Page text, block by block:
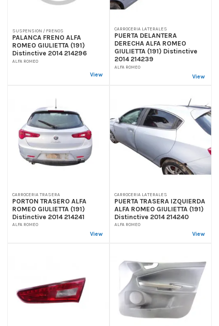
SUSPENSION / FRENOS
PALANCA FRENO ALFA
ROMEO GIULIETTA (191)
Distinctive 2014 214296
ALFA ROMEO
View
CARROCERIA LATERALES
PUERTA DELANTERA
DERECHA ALFA ROMEO
GIULIETTA (191) Distinctive
2014 214239
ALFA ROMEO
View
CARROCERIA TRASERA
PORTON TRASERO ALFA
ROMEO GIULIETTA (191)
Distinctive 2014 214241
ALFA ROMEO
View
CARROCERIA LATERALES
PUERTA TRASERA IZQUIERDA
ALFA ROMEO GIULIETTA (191)
Distinctive 2014 214240
ALFA ROMEO
View